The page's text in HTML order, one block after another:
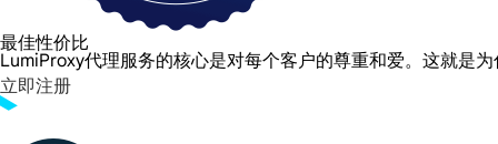
最佳性价比
LumiProxy代理服务的核心是对每个客户的尊重和爱。这就是
立即注册